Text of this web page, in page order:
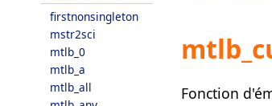
firstnonsingleton
mstr2sci
mtlb_0
mtlb_a
mtlb_all
Fonction